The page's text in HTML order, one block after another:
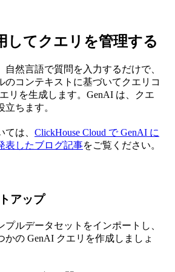
してクエリを管理する
自然言語で質問を入力するだけで、
のコンテキストに基づいてクエリコ
リを生成します。GenAI は、クエ
立ちます。
は、 ClickHouse Cloud で GenAI に
表したブログ記事をご覧ください。
アップ
プルデータセットをインポートし、
かの GenAI クエリを作成しましょ